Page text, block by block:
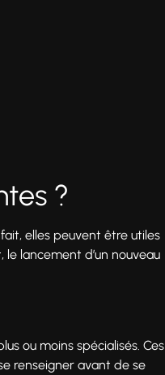
?
elles peuvent être utiles
lancement d’un nouveau
ou moins spécialisés. Ces
renseigner avant de se